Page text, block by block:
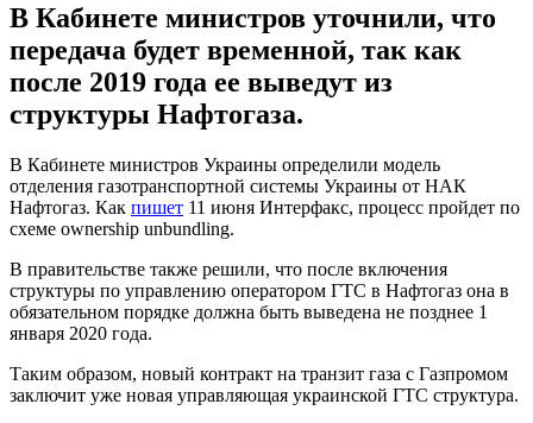
В Кабинете министров уточнили, что
передача будет временной, так как
после 2019 года ее выведут из
структуры Нафтогаза.
В Кабинете министров Украины определили модель
отделения газотранспортной системы Украины от НАК
Нафтогаз. Как пишет 11 июня Интерфакс, процесс пройдет по
схеме ownership unbundling.
В правительстве также решили, что после включения
структуры по управлению оператором ГТС в Нафтогаз она в
обязательном порядке должна быть выведена не позднее 1
января 2020 года.
Таким образом, новый контракт на транзит газа с Газпромом
заключит уже новая управляющая украинской ГТС структура.